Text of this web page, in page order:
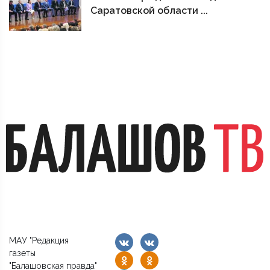
Саратовской области ...
МАУ "Редакция
газеты
"Балашовская правда"